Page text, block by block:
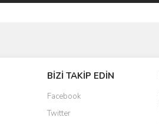
BİZİ TAKİP EDİN
Facebook
Twitter